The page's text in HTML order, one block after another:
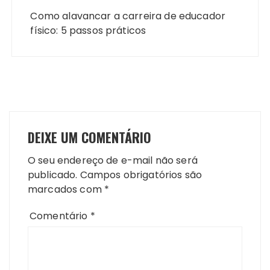
Post
Como alavancar a carreira de educador
físico: 5 passos práticos
DEIXE UM COMENTÁRIO
O seu endereço de e-mail não será
publicado. Campos obrigatórios são
marcados com *
Comentário *